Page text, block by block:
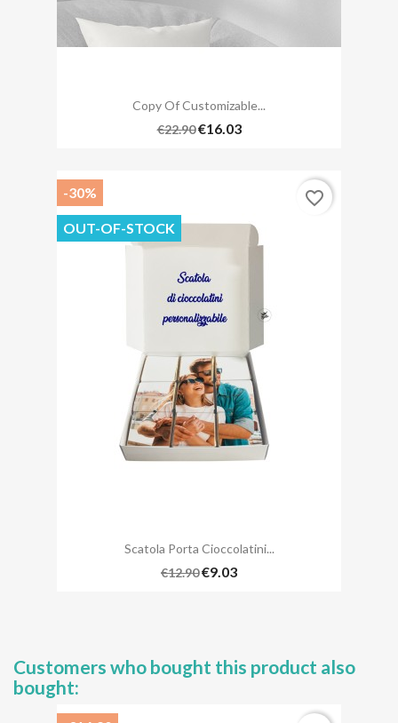
Copy Of Customizable...
€22.90 €16.03
Scatola Porta Cioccolatini...
€12.90€9.03
-30%
OUT-OF-STOCK
favorite_border
Customers who bought this product also
bought: